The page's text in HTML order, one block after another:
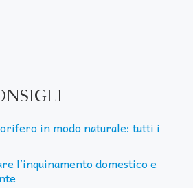
in modo naturale: tutti i
l’inquinamento domestico e